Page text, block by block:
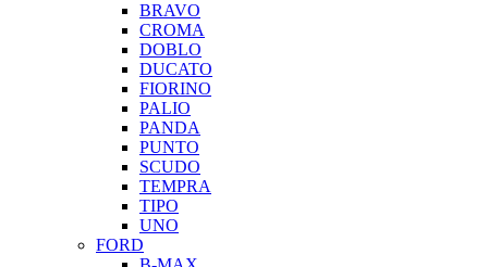
BRAVO
CROMA
DOBLO
DUCATO
FIORINO
PALIO
PANDA
PUNTO
SCUDO
TEMPRA
TIPO
UNO
FORD